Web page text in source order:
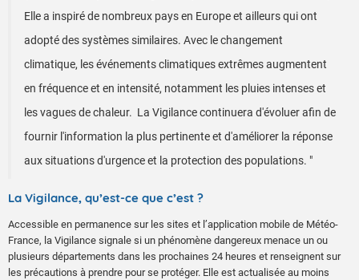
Elle a inspiré de nombreux pays en Europe et ailleurs qui ont
adopté des systèmes similaires. Avec le changement
climatique, les événements climatiques extrêmes augmentent
en fréquence et en intensité, notamment les pluies intenses et
les vagues de chaleur. La Vigilance continuera d'évoluer afin de
fournir l'information la plus pertinente et d'améliorer la réponse
aux situations d'urgence et la protection des populations. "
La Vigilance, qu’est-ce que c’est ?
Accessible en permanence sur les sites et l’application mobile de Météo-
France, la Vigilance signale si un phénomène dangereux menace un ou
plusieurs départements dans les prochaines 24 heures et renseignent sur
les précautions à prendre pour se protéger. Elle est actualisée au moins